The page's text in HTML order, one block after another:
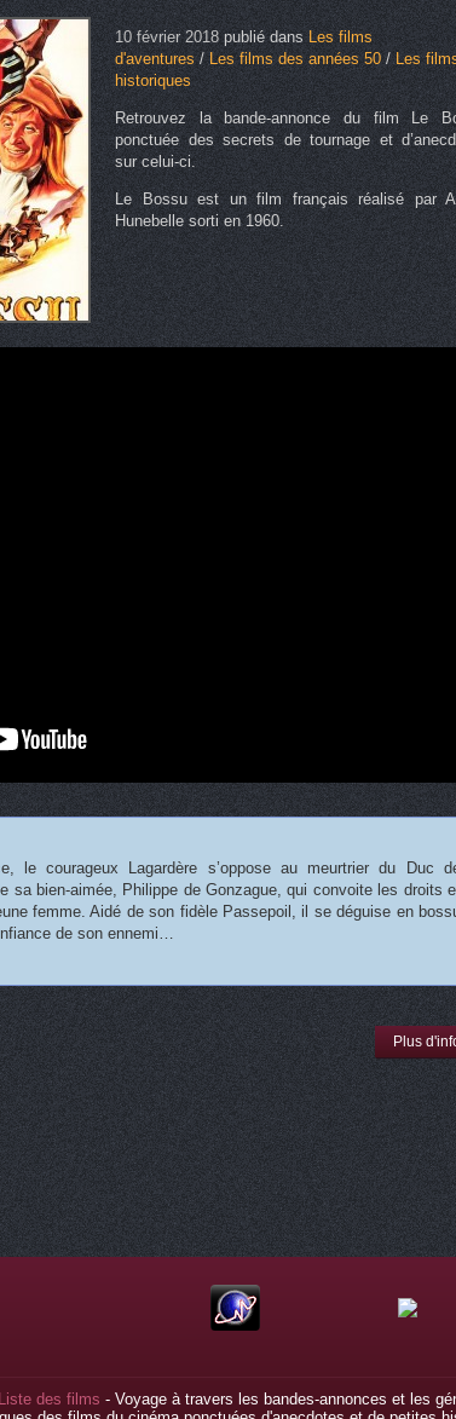
10 février 2018publié dans Les films
d'aventures/Les films des années 50/Les
historiques
Retrouvez la bande-annonce du film Le
ponctuée des secrets de tournage et
sur celui-ci.
Le Bossu est un film français réalisé par
Hunebelle sorti en 1960.
le courageux Lagardère s’oppose au meurtrier du Duc
sa bien-aimée, Philippe de Gonzague, qui convoite les droits
femme. Aidé de son fidèle Passepoil, il se déguise en
de son ennemi…
Plus
des films - Voyage à travers les bandes-annonces et les